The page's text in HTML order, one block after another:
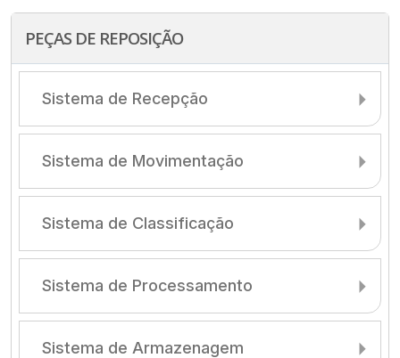
PEÇAS DE REPOSIÇÃO
Sistema de Recepção
Sistema de Movimentação
Sistema de Classificação
Sistema de Processamento
Sistema de Armazenagem